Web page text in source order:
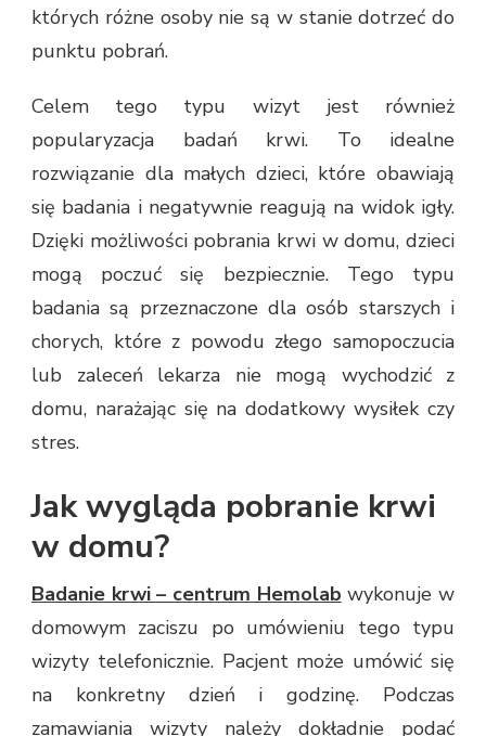
których różne osoby nie są w stanie dotrzeć do
punktu pobrań.
Celem tego typu wizyt jest również
popularyzacja badań krwi. To idealne
rozwiązanie dla małych dzieci, które obawiają
się badania i negatywnie reagują na widok igły.
Dzięki możliwości pobrania krwi w domu, dzieci
mogą poczuć się bezpiecznie. Tego typu
badania są przeznaczone dla osób starszych i
chorych, które z powodu złego samopoczucia
lub zaleceń lekarza nie mogą wychodzić z
domu, narażając się na dodatkowy wysiłek czy
stres.
Jak wygląda pobranie krwi
w domu?
Badanie krwi – centrum Hemolab wykonuje w
domowym zaciszu po umówieniu tego typu
wizyty telefonicznie. Pacjent może umówić się
na konkretny dzień i godzinę. Podczas
zamawiania wizyty należy dokładnie podać